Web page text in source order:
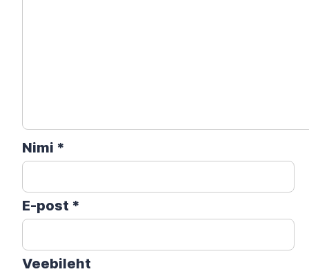
Nimi *
E-post *
Veebileht